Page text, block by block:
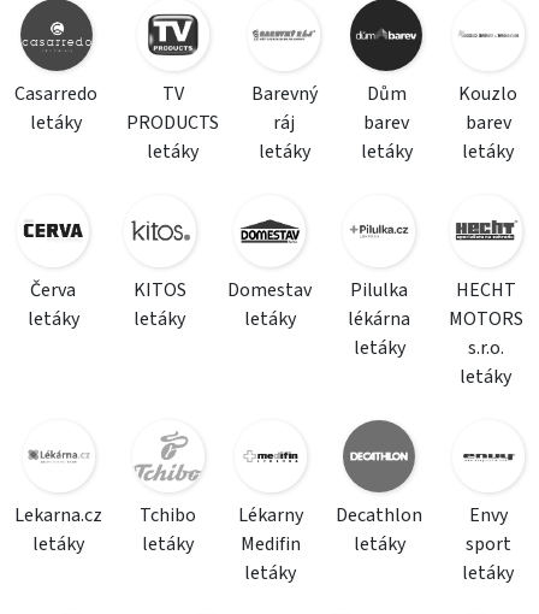
Casarredo
letáky
TV
PRODUCTS
letáky
Barevný
ráj
letáky
Dům
barev
letáky
Kouzlo
barev
letáky
Červa
letáky
KITOS
letáky
Domestav
letáky
Pilulka
lékárna
letáky
HECHT
MOTORS
s.r.o.
letáky
Lekarna.cz
letáky
Tchibo
letáky
Lékarny
Medifin
letáky
Decathlon
letáky
Envy
sport
letáky